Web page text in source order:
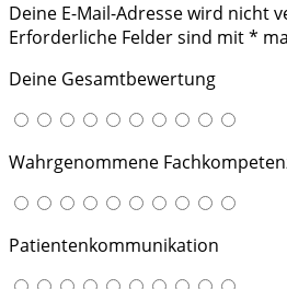
Deine E-Mail-Adresse wird nicht
Erforderliche Felder sind mit*
Deine Gesamtbewertung
Wahrgenommene
Patientenkommunikation